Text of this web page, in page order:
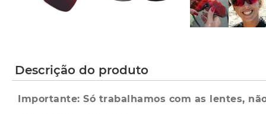
Descrição do produto
Importante: Só trabalhamos com as lentes,